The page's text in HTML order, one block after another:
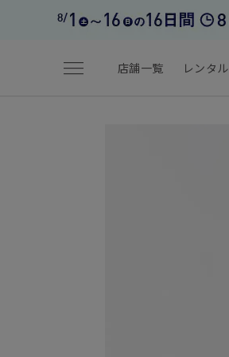
menu 店舗一覧 レンタル